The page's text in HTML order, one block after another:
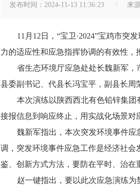
发布时间：2024-11-13 11:36:23 来
11月12日，“宝卫·2024”宝鸡市
力的适应性和应急指挥协调的有效性，
省生态环境厅应急处处长魏新军
县委副书记、代县长冯宝平，副县长周
本次演练以陕西西北有色铅锌集
接报信息到响应终止，用实战化场景对
魏新军指出，本次突发环境事件
调，突发环境事件应急工作是经济社
鉴、创新方式方法，要防在平时、治
赵一键指出，要以此次应急演练